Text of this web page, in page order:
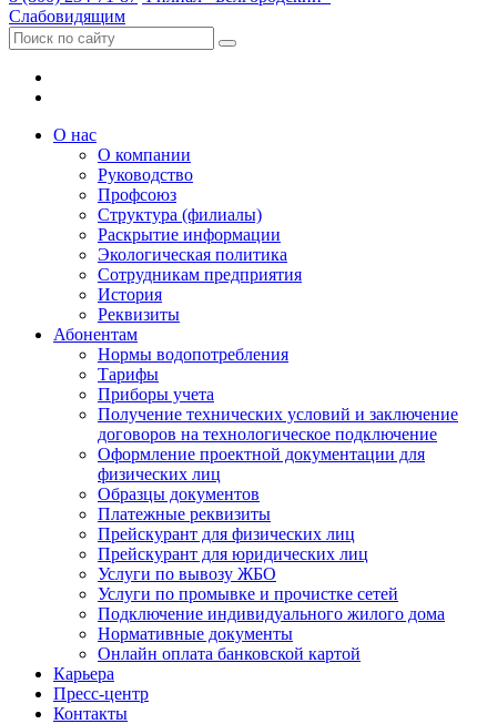
Слабовидящим
О нас
О компании
Руководство
Профсоюз
Структура (филиалы)
Раскрытие информации
Экологическая политика
Сотрудникам предприятия
История
Реквизиты
Абонентам
Нормы водопотребления
Тарифы
Приборы учета
Получение технических условий и заключение
договоров на технологическое подключение
Оформление проектной документации для
физических лиц
Образцы документов
Платежные реквизиты
Прейскурант для физических лиц
Прейскурант для юридических лиц
Услуги по вывозу ЖБО
Услуги по промывке и прочистке сетей
Подключение индивидуального жилого дома
Нормативные документы
Онлайн оплата банковской картой
Карьера
Пресс-центр
Контакты